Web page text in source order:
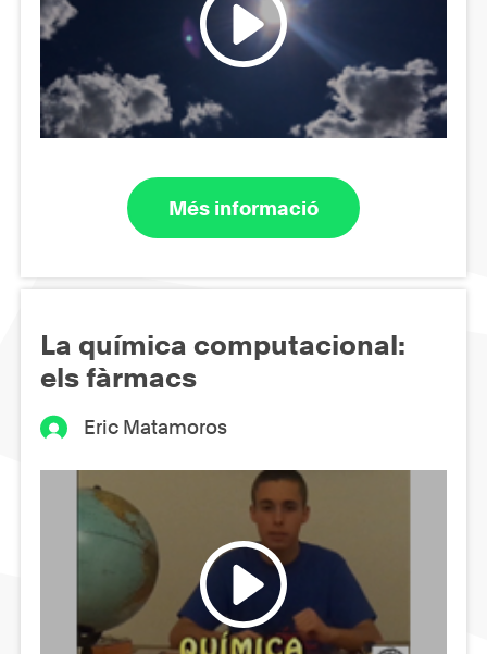
Més informació
La química computacional:
els fàrmacs
Eric Matamoros